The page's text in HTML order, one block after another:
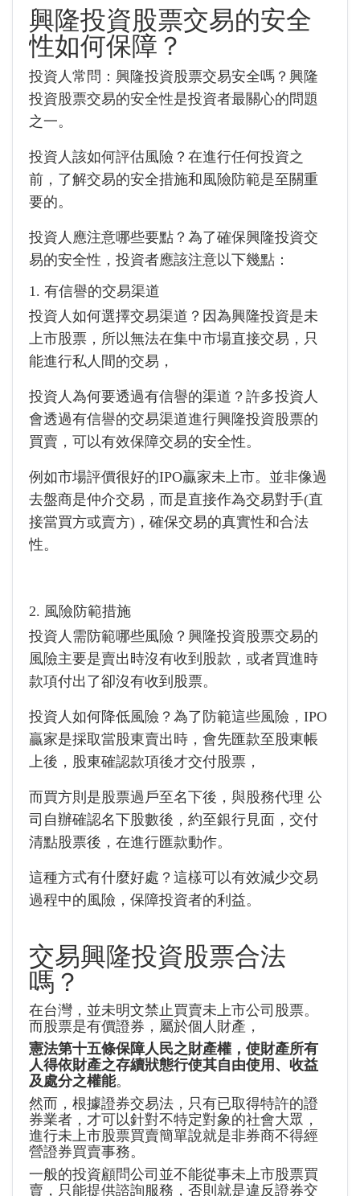
興隆投資股票交易的安全
性如何保障？
投資人常問：興隆投資股票交易安全嗎？興隆
投資股票交易的安全性是投資者最關心的問題
之一。
投資人該如何評估風險？在進行任何投資之
前，了解交易的安全措施和風險防範是至關重
要的。
投資人應注意哪些要點？為了確保興隆投資交
易的安全性，投資者應該注意以下幾點：
1. 有信譽的交易渠道
投資人如何選擇交易渠道？因為興隆投資是未
上市股票，所以無法在集中市場直接交易，只
能進行私人間的交易，
投資人為何要透過有信譽的渠道？許多投資人
會透過有信譽的交易渠道進行興隆投資股票的
買賣，可以有效保障交易的安全性。
例如市場評價很好的IPO贏家未上市。並非像過
去盤商是仲介交易，而是直接作為交易對手(直
接當買方或賣方)，確保交易的真實性和合法
性。
2. 風險防範措施
投資人需防範哪些風險？興隆投資股票交易的
風險主要是賣出時沒有收到股款，或者買進時
款項付出了卻沒有收到股票。
投資人如何降低風險？為了防範這些風險，IPO
贏家是採取當股東賣出時，會先匯款至股東帳
上後，股東確認款項後才交付股票，
而買方則是股票過戶至名下後，與股務代理 公
司自辦確認名下股數後，約至銀行見面，交付
清點股票後，在進行匯款動作。
這種方式有什麼好處？這樣可以有效減少交易
過程中的風險，保障投資者的利益。
交易興隆投資股票合法
嗎？
在台灣，並未明文禁止買賣未上市公司股票。
而股票是有價證券，屬於個人財產，
憲法第十五條保障人民之財產權，使財產所有
人得依財產之存續狀態行使其自由使用、收益
及處分之權能。
然而，根據證券交易法，只有已取得特許的證
券業者，才可以針對不特定對象的社會大眾，
進行未上市股票買賣簡單說就是非券商不得經
營證券買賣事務。
一般的投資顧問公司並不能從事未上市股票買
賣，只能提供諮詢服務，否則就是違反證券交